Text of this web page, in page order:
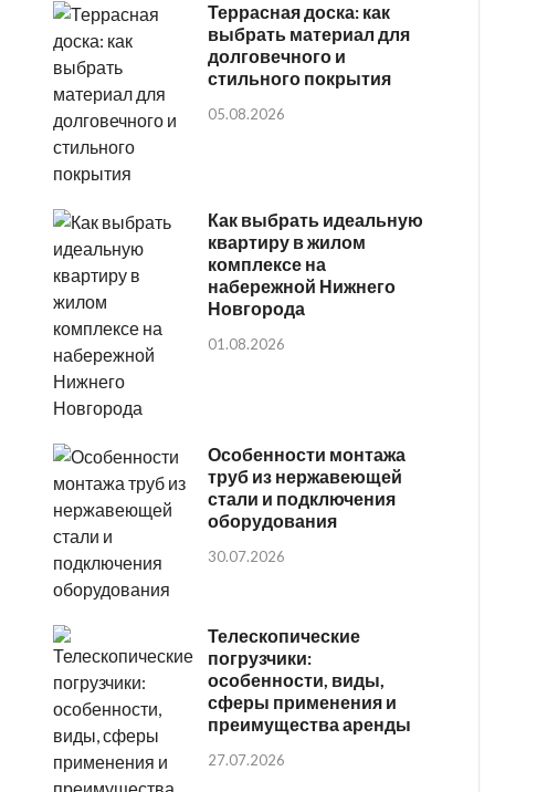
Террасная доска: как
выбрать материал для
долговечного и
стильного покрытия
05.08.2026
Как выбрать идеальную
квартиру в жилом
комплексе на
набережной Нижнего
Новгорода
01.08.2026
Особенности монтажа
труб из нержавеющей
стали и подключения
оборудования
30.07.2026
Телескопические
погрузчики:
особенности, виды,
сферы применения и
преимущества аренды
27.07.2026